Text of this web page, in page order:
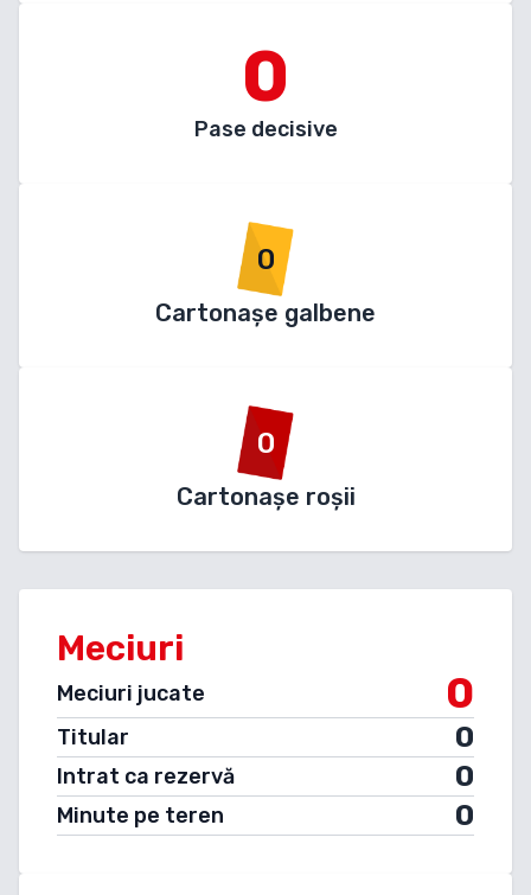
0
Pase decisive
0
Cartonașe galbene
0
Cartonașe roșii
Meciuri
Meciuri jucate 0
Titular 0
Intrat ca rezervă 0
Minute pe teren 0